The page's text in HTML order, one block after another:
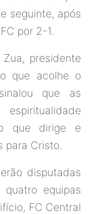
seguinte, após
por 2-1.
presidente
que acolhe o
que as
que dirige e
para Cristo.
disputadas
equipas
FC Central